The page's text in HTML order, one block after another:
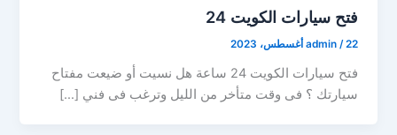
فتح سيارات الكويت 24
admin /22 أغسطس، 2023
فتح سيارات الكويت 24 ساعة هل نسيت أو ضيعت مفتاح
سيارتك ؟ فى وقت متأخر من الليل وترغب فى فني […]